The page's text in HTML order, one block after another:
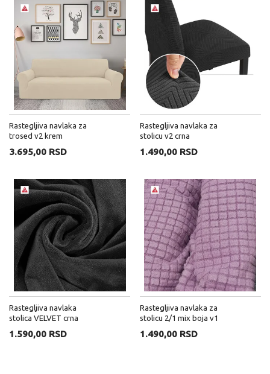
Rastegljiva navlaka za
trosed v2 krem
3.695,00 RSD
Rastegljiva navlaka za
stolicu v2 crna
1.490,00 RSD
Rastegljiva navlaka
stolica VELVET crna
1.590,00 RSD
Rastegljiva navlaka za
stolicu 2/1 mix boja v1
1.490,00 RSD